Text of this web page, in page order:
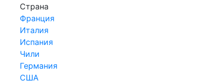
Страна
Франция
Италия
Испания
Чили
Германия
США